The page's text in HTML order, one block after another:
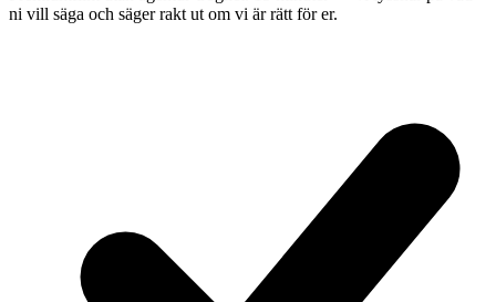
ni vill säga och säger rakt ut om vi är rätt för er.